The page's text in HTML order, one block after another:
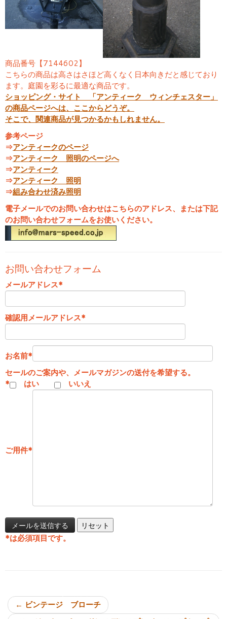
商品番号【7144602】
こちらの商品は高さはさほど高くなく日本向きだと感じており
ます。庭園を彩るに最適な商品です。
ショッピング・サイト 「アンティーク ウィンチェスター」
の商品ページへは、ここからどうぞ。
そこで、関連商品が見つかるかもしれません。
参考ページ
⇒アンティークのページ
⇒アンティーク 照明のページへ
⇒アンティーク
⇒アンティーク 照明
⇒組み合わせ済み照明
電子メールでのお問い合わせはこちらのアドレス、または下記
のお問い合わせフォームをお使いください。
お問い合わせフォーム
メールアドレス*
確認用メールアドレス*
お名前*
セールのご案内や、メールマガジンの送付を希望する。
*
はい いいえ
ご用件*
*は必須項目です。
← ビンテージ ブローチ